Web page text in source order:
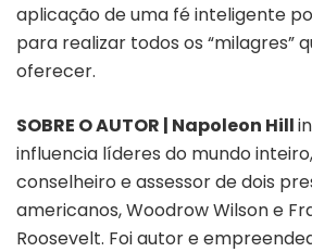
aplicação de uma fé inteligente
para realizar todos os “milagres”
oferecer.
SOBRE O AUTOR | Napoleon Hill
influencia líderes do mundo
conselheiro e assessor de dois
americanos, Woodrow Wilson e
Roosevelt. Foi autor e